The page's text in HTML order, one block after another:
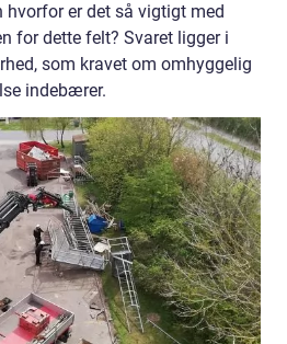
er det så vigtigt med
for dette felt? Svaret ligger i
som kravet om omhyggelig
indebærer.